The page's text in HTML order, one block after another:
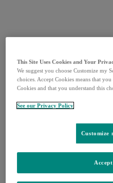
This Site Uses Cookies and Your
We suggest you choose Customize my
choices. Accept Cookies means that
Cookies and that you understand this
See our Privacy Policy
Customize